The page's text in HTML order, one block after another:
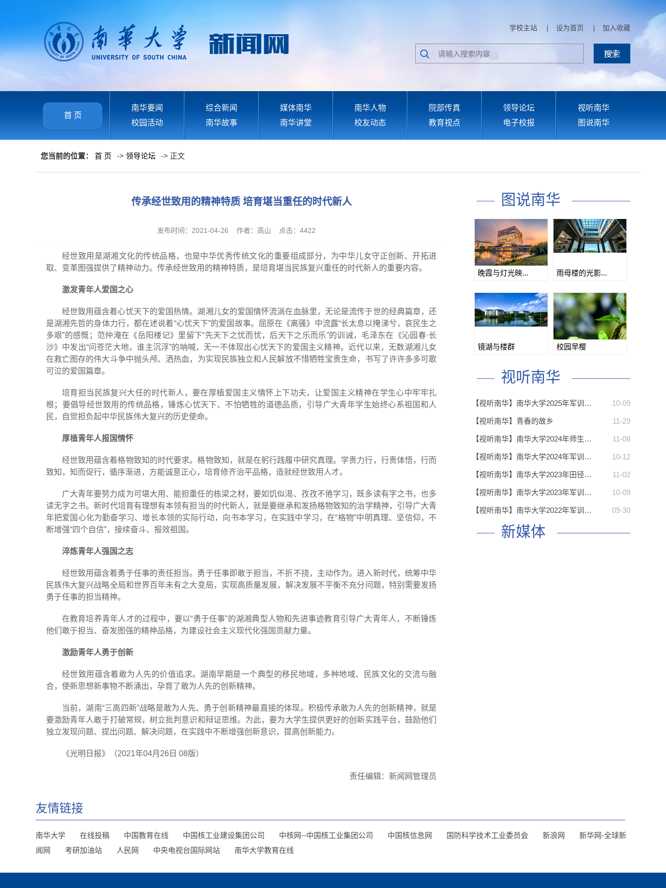
学校主站 | 设为首页 | 加入收藏
首 页
南华要闻 综合新闻 媒体南华 南华人物 院部传真 领导论坛
视听南华
校园活动
南华故事 南华讲堂 校友动态 教育视点 电子校报 图说南华
您当前的位置： 首 页 -> 领导论坛 -> 正文
传承经世致用的精神特质 培育堪当重任的时代新人
发布时间：2021-04-26 作者：高山 点击： 4422
经世致用是湖湘文化的传统品格，也是中华优秀传统文化的重要组成部分，为中华儿女守正创新、开拓进
取、变革图强提供了精神动力。传承经世致用的精神特质，是培育堪当民族复兴重任的时代新人的重要内容。
激发青年人爱国之心
经世致用蕴含着心忧天下的爱国热情。湖湘儿女的爱国情怀流淌在血脉里，无论是流传于世的经典篇章，还
是湖湘先哲的身体力行，都在述说着“心忧天下”的爱国故事。屈原在《离骚》中流露“长太息以掩涕兮，哀民生之
多艰”的感慨；范仲淹在《岳阳楼记》里留下“先天下之忧而忧，后天下之乐而乐”的训诫，毛泽东在《沁园春·长
沙》中发出“问苍茫大地，谁主沉浮”的呐喊，无一不体现出心忧天下的爱国主义精神。近代以来，无数湖湘儿女
在救亡图存的伟大斗争中抛头颅、洒热血，为实现民族独立和人民解放不惜牺牲宝贵生命，书写了许许多多可歌
可泣的爱国篇章。
培育担当民族复兴大任的时代新人，要在厚植爱国主义情怀上下功夫，让爱国主义精神在学生心中牢牢扎
根；要倡导经世致用的传统品格，锤炼心忧天下、不怕牺牲的道德品质，引导广大青年学生始终心系祖国和人
民，自觉担负起中华民族伟大复兴的历史使命。
厚植青年人报国情怀
经世致用蕴含着格物致知的时代要求。格物致知，就是在躬行践履中研究真理。学贵力行，行贵体悟，行而
致知，知而促行，循序渐进，方能诚意正心，培育修齐治平品格，造就经世致用人才。
广大青年要努力成为可堪大用、能担重任的栋梁之材，要如饥似渴、孜孜不倦学习，既多读有字之书，也多
读无字之书。新时代培育有理想有本领有担当的时代新人，就是要继承和发扬格物致知的治学精神，引导广大青
年把爱国心化为勤奋学习、增长本领的实际行动，向书本学习，在实践中学习，在“格物”中明真理、坚信仰，不
断增强“四个自信”，接续奋斗、报效祖国。
淬炼青年人强国之志
经世致用蕴含着勇于任事的责任担当。勇于任事即敢于担当，不折不挠，主动作为。进入新时代，统筹中华
民族伟大复兴战略全局和世界百年未有之大变局，实现高质量发展，解决发展不平衡不充分问题，特别需要发扬
勇于任事的担当精神。
在教育培养青年人才的过程中，要以“勇于任事”的湖湘典型人物和先进事迹教育引导广大青年人，不断锤炼
他们敢于担当、奋发图强的精神品格，为建设社会主义现代化强国贡献力量。
激励青年人勇于创新
经世致用蕴含着敢为人先的价值追求。湖南早期是一个典型的移民地域，多种地域、民族文化的交流与融
合，使新思想新事物不断涌出，孕育了敢为人先的创新精神。
当前，湖南“三高四新”战略是敢为人先、勇于创新精神最直接的体现。积极传承敢为人先的创新精神，就是
要激励青年人敢于打破常规，树立批判意识和辩证思维。为此，要为大学生提供更好的创新实践平台，鼓励他们
独立发现问题、提出问题、解决问题，在实践中不断增强创新意识，提高创新能力。
《光明日报》（2021年04月26日 08版）
责任编辑：新闻网管理员
图说南华
晚霞与灯光映... 雨母楼的光影...
镜湖与楼群 校园早樱
视听南华
【视听南华】南华大学2025年军训… 10-09
【视听南华】青春的故乡 11-29
【视听南华】南华大学2024年师生… 11-08
【视听南华】南华大学2024年军训… 10-12
【视听南华】南华大学2023年田径… 11-02
【视听南华】南华大学2023年军训… 10-09
【视听南华】南华大学2022年军训… 09-30
新媒体
友情链接
南华大学 在线投稿 中国教育在线 中国核工业建设集团公司 中核网--中国核工业集团公司 中国核信息网 国防科学技术工业委员会 新浪网
新华网-全球新
闻网
考研加油站 人民网 中央电视台国际网站 南华大学教育在线